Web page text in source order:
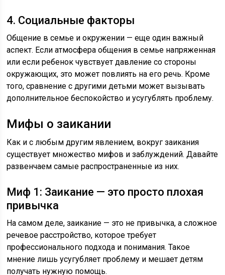
4. Социальные факторы
Общение в семье и окружении — еще один важный
аспект. Если атмосфера общения в семье напряженная
или если ребенок чувствует давление со стороны
окружающих, это может повлиять на его речь. Кроме
того, сравнение с другими детьми может вызывать
дополнительное беспокойство и усугублять проблему.
Мифы о заикании
Как и с любым другим явлением, вокруг заикания
существует множество мифов и заблуждений. Давайте
развенчаем самые распространенные из них.
Миф 1: Заикание — это просто плохая
привычка
На самом деле, заикание — это не привычка, а сложное
речевое расстройство, которое требует
профессионального подхода и понимания. Такое
мнение лишь усугубляет проблему и мешает детям
получать нужную помощь.